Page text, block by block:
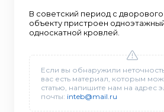
В советский период с
объекту пристроен
односкатной кровлей.
Если вы обнаружили неточность
вас есть материал, которым
статью, напишите нам на адрес
почты: inteb@mail.ru